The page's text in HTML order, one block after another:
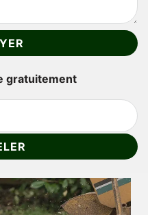
gratuitement